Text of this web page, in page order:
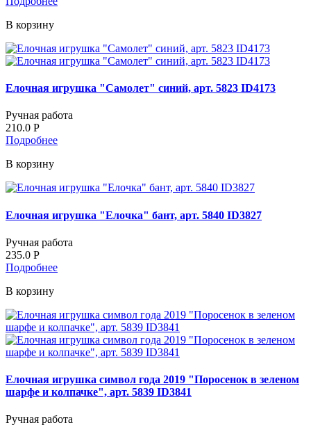
В корзину
Елочная игрушка "Самолет" синий, арт. 5823 ID4173
Ручная работа
210.0 Р
Подробнее
В корзину
Елочная игрушка "Елочка" бант, арт. 5840 ID3827
Ручная работа
235.0 Р
Подробнее
В корзину
Елочная игрушка символ года 2019 "Поросенок в зеленом
шарфе и колпачке", арт. 5839 ID3841
Ручная работа